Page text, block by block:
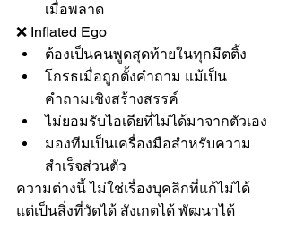
เมื่อพลาด
❌ Inflated Ego
ต้องเป็นคนพูดสุดท้ายในทุกมีตติ้ง
โกรธเมื่อถูกตั้งคำถาม แม้เป็น
คำถามเชิงสร้างสรรค์
ไม่ยอมรับไอเดียที่ไม่ได้มาจากตัวเอง
มองทีมเป็นเครื่องมือสำหรับความ
สำเร็จส่วนตัว
ความต่างนี้ ไม่ใช่เรื่องบุคลิกที่แก้ไม่ได้
แต่เป็นสิ่งที่วัดได้ สังเกตได้ พัฒนาได้